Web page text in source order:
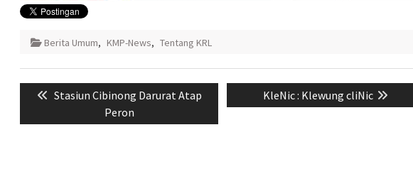
Berita Umum, KMP-News, Tentang KRL
Navigasi
pos
Previous
Stasiun Cibinong Darurat Atap
Peron
Next
post:
KleNic : Klewung cliNic